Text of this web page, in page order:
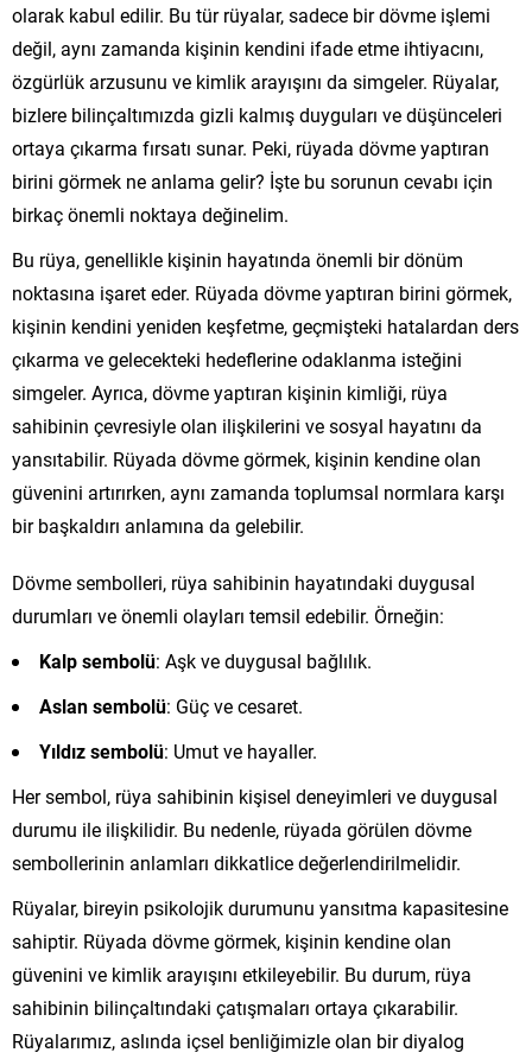
olarak kabul edilir. Bu tür rüyalar, sadece bir dövme işlemi
değil, aynı zamanda kişinin kendini ifade etme ihtiyacını,
özgürlük arzusunu ve kimlik arayışını da simgeler. Rüyalar,
bizlere bilinçaltımızda gizli kalmış duyguları ve düşünceleri
ortaya çıkarma fırsatı sunar. Peki, rüyada dövme yaptıran
birini görmek ne anlama gelir? İşte bu sorunun cevabı için
birkaç önemli noktaya değinelim.
Bu rüya, genellikle kişinin hayatında önemli bir dönüm
noktasına işaret eder. Rüyada dövme yaptıran birini görmek,
kişinin kendini yeniden keşfetme, geçmişteki hatalardan ders
çıkarma ve gelecekteki hedeflerine odaklanma isteğini
simgeler. Ayrıca, dövme yaptıran kişinin kimliği, rüya
sahibinin çevresiyle olan ilişkilerini ve sosyal hayatını da
yansıtabilir. Rüyada dövme görmek, kişinin kendine olan
güvenini artırırken, aynı zamanda toplumsal normlara karşı
bir başkaldırı anlamına da gelebilir.
Dövme sembolleri, rüya sahibinin hayatındaki duygusal
durumları ve önemli olayları temsil edebilir. Örneğin:
Kalp sembolü: Aşk ve duygusal bağlılık.
Aslan sembolü: Güç ve cesaret.
Yıldız sembolü: Umut ve hayaller.
Her sembol, rüya sahibinin kişisel deneyimleri ve duygusal
durumu ile ilişkilidir. Bu nedenle, rüyada görülen dövme
sembollerinin anlamları dikkatlice değerlendirilmelidir.
Rüyalar, bireyin psikolojik durumunu yansıtma kapasitesine
sahiptir. Rüyada dövme görmek, kişinin kendine olan
güvenini ve kimlik arayışını etkileyebilir. Bu durum, rüya
sahibinin bilinçaltındaki çatışmaları ortaya çıkarabilir.
Rüyalarımız, aslında içsel benliğimizle olan bir diyalog